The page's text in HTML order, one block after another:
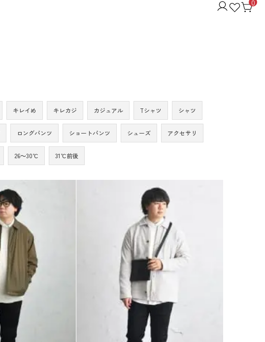
0
キレイめ キレカジ カジュアル Tシャツ シャツ
ロングパンツ ショートパンツ シューズ アクセサリ
26～30℃ 31℃前後